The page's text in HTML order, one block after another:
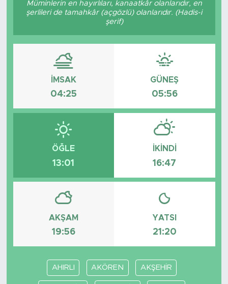
Müminlerin en hayırlıları, kanaatkâr olanlarıdır, en
şerlileri de tamahkâr (açgözlü) olanlarıdır. (Hadis-i
şerif)
İMSAK
04:25
GÜNEŞ
05:56
ÖĞLE
13:01
İKINDI
16:47
AKŞAM
19:56
YATSI
21:20
AHIRLI AKÖREN AKŞEHİR
BİLİM-TEKNOLOJİ
RÖPÖRTAJ
ANALİZ
NOSTALJİ
YAZARLAR
POLİTİKA
KÜLTÜR SANAT